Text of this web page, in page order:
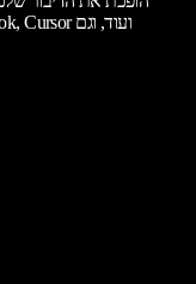
לטקסט מדויק בכל האפליקציות, כמו Slack, Outlook, Cursor ועוד, וגם